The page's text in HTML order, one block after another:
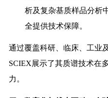
析及复杂基质样品分析
全提供技术保障。
通过覆盖科研、临床、工业
SCIEX展示了其质谱技术在
力。